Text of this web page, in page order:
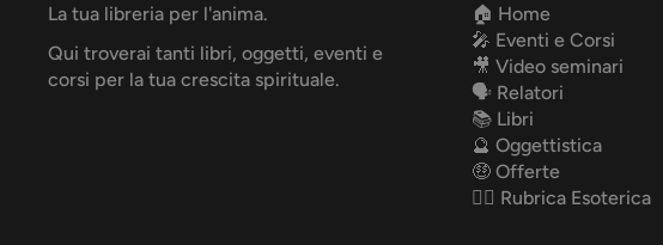
La tua libreria per l'anima.
Qui troverai tanti libri, oggetti, eventi e
corsi per la tua crescita spirituale.
🏠 Home
🎤 Eventi e Corsi
🎥 Video seminari
🗣️ Relatori
📚 Libri
🔮 Oggettistica
🤑 Offerte
✍🏻 Rubrica Esoterica